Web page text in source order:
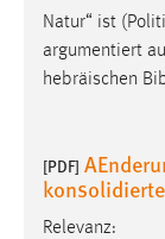
Natur“ ist
argumentiert
hebräischen
[PDF]
Relevanz: